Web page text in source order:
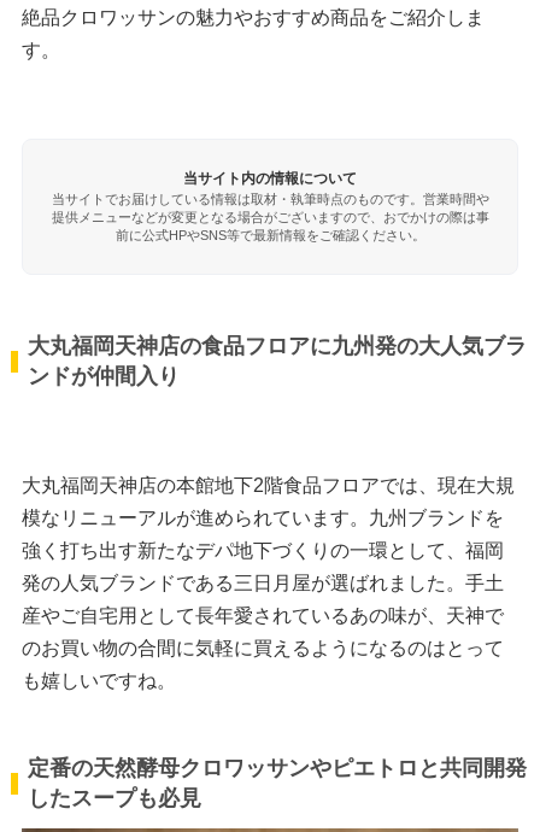
絶品クロワッサンの魅力やおすすめ商品をご紹介しま
す。
当サイト内の情報について
当サイトでお届けしている情報は取材・執筆時点のものです。営業時間や
提供メニューなどが変更となる場合がございますので、おでかけの際は事
前に公式HPやSNS等で最新情報をご確認ください。
大丸福岡天神店の食品フロアに九州発の大人気ブラ
ンドが仲間入り
大丸福岡天神店の本館地下2階食品フロアでは、現在大規
模なリニューアルが進められています。九州ブランドを
強く打ち出す新たなデパ地下づくりの一環として、福岡
発の人気ブランドである三日月屋が選ばれました。手土
産やご自宅用として長年愛されているあの味が、天神で
のお買い物の合間に気軽に買えるようになるのはとって
も嬉しいですね。
定番の天然酵母クロワッサンやピエトロと共同開発
したスープも必見